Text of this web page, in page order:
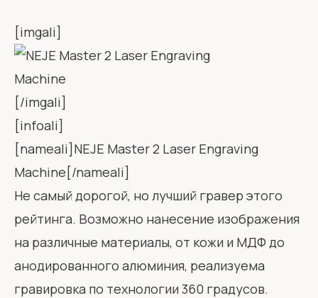
[imgali]
[/imgali]
[infoali]
[nameali]NEJE Master 2 Laser Engraving
Machine[/nameali]
Не самый дорогой, но лучший гравер этого
рейтинга. Возможно нанесение изображения
на различные материалы, от кожи и МДФ до
анодированного алюминия, реализуема
гравировка по технологии 360 градусов.